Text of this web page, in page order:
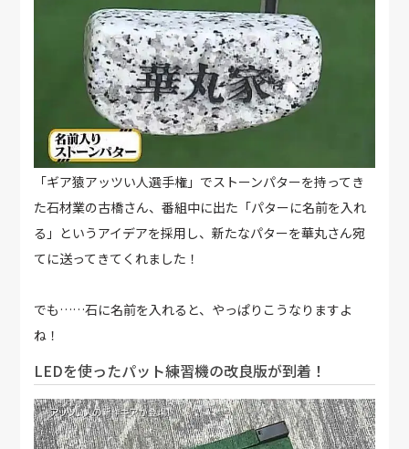
「ギア猿アッツい人選手権」でストーンパターを持ってき
た石材業の古橋さん、番組中に出た「パターに名前を入れ
る」というアイデアを採用し、新たなパターを華丸さん宛
てに送ってきてくれました！
でも……石に名前を入れると、やっぱりこうなりますよ
ね！
LEDを使ったパット練習機の改良版が到着！